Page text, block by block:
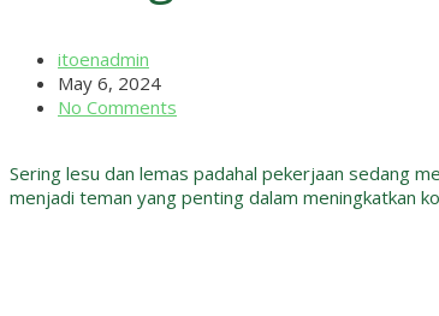
itoenadmin
May 6, 2024
No Comments
Sering lesu dan lemas padahal pekerjaan sedang
menjadi teman yang penting dalam meningkatkan